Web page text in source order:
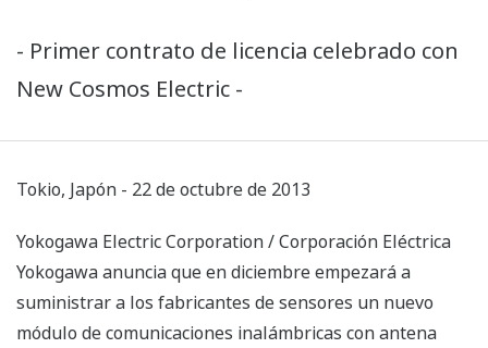
- Primer contrato de licencia celebrado con
New Cosmos Electric -
Tokio, Japón - 22 de octubre de 2013
Yokogawa Electric Corporation / Corporación Eléctrica
Yokogawa anuncia que en diciembre empezará a
suministrar a los fabricantes de sensores un nuevo
módulo de comunicaciones inalámbricas con antena